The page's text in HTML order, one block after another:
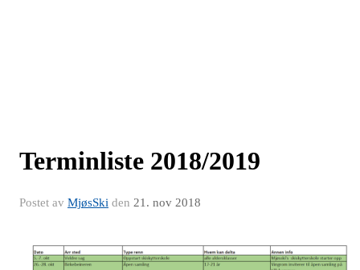
Terminliste 2018/2019
Postet av MjøsSki den 21. nov 2018